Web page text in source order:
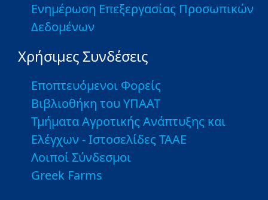
Ενημέρωση Επεξεργασίας Προσωπικών
Δεδομένων
Χρήσιμες Συνδέσεις
Εποπτευόμενοι Φορείς
Βιβλιοθήκη του ΥΠΑΑΤ
Τμήματα Αγροτικής Ανάπτυξης και
Ελέγχων - Ιστοσελίδες ΤΑΑΕ
Λοιποί Σύνδεσμοι
Greek Farms